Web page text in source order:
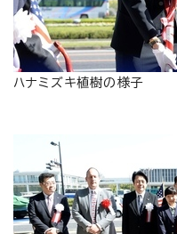
ハナミズキ植樹の様子